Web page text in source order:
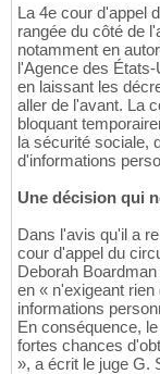
La 4e cour d'appel
rangée du côté de
notamment en
l'Agence des
en laissant les
aller de l'avant. La
bloquant
la sécurité sociale,
d'informations
Une décision qui
Dans l'avis qu'il a
cour d'appel du
Deborah
en « n'exigeant
informations
En conséquence,
fortes chances
», a écrit le juge G.